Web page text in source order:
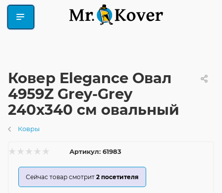
Ковер Elegance Овал
4959Z Grey-Grey
240x340 см овальный
Ковры
Артикул: 61983
Сейчас товар смотрит 2 посетителя